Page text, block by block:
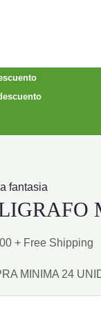
fantasia
+ Free Shipping
MINIMA 24